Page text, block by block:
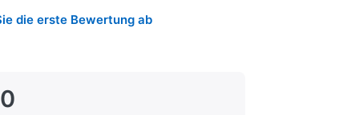
die erste Bewertung ab